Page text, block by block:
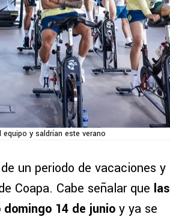
y saldrían este verano
un periodo de vacaciones y
Coapa. Cabe señalar que las
14 de junio y ya se